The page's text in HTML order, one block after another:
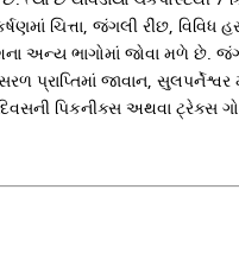
ચિત્તા, જંગલી રીંછ,
અન્ય ભાગોમાં જોવા મળે છે.
જાવાન, સુલપર્નેશ્વર
પિકનીક્સ અથવા ટ્રેક્સ